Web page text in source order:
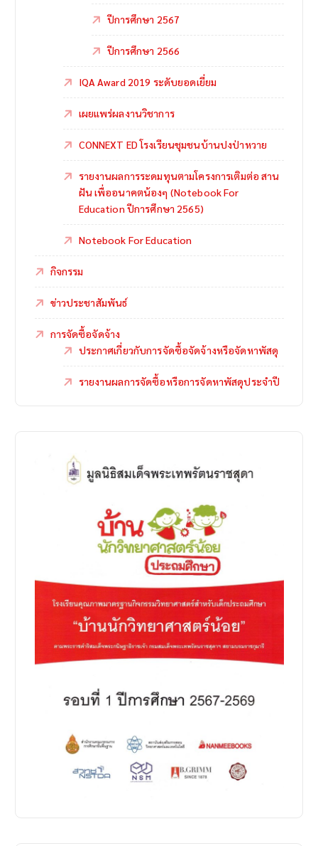
ปีการศึกษา 2567
ปีการศึกษา 2566
IQA Award 2019 ระดับยอดเยี่ยม
เผยแพร่ผลงานวิชาการ
CONNEXT ED โรงเรียนชุมชนบ้านปงป่าหวาย
รายงานผลการระดมทุนตามโครงการเติมต่อ สาน
ฝัน เพื่ออนาคตน้องๆ (Notebook For
Education ปีการศึกษา 2565)
Notebook For Education
กิจกรรม
ข่าวประชาสัมพันธ์
การจัดซื้อจัดจ้าง
ประกาศเกี่ยวกับการจัดซื้อจัดจ้างหรือจัดหาพัสดุ
รายงานผลการจัดซื้อหรือการจัดหาพัสดุประจำปี